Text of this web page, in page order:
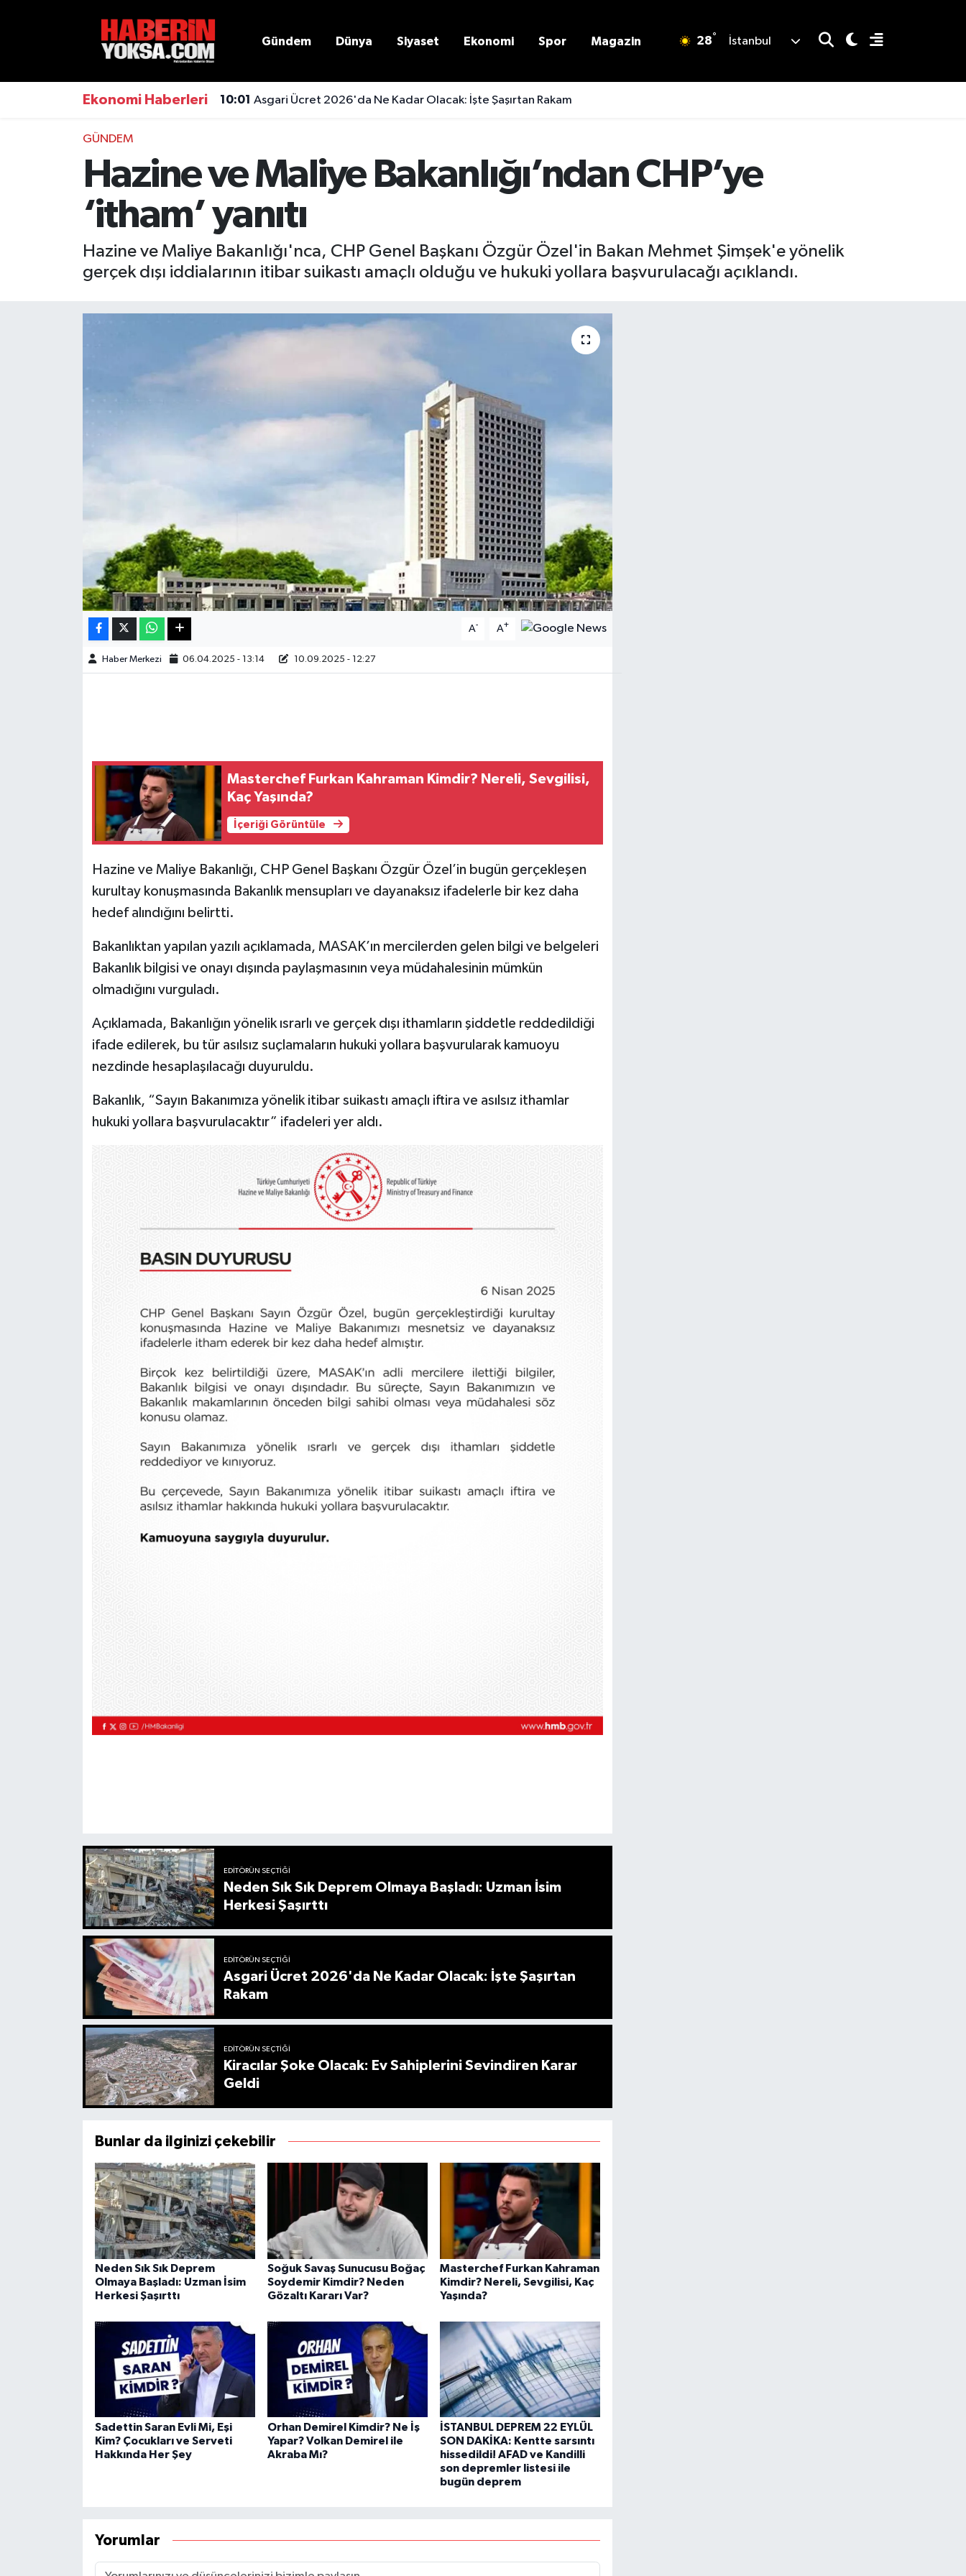
Gündem Dünya Siyaset Ekonomi Spor Magazin 28° İstanbul
Ekonomi Haberleri 10:01 Asgari Ücret 2026'da Ne Kadar Olacak: İşte Şaşırtan Rakam
GÜNDEM
Hazine ve Maliye Bakanlığı’ndan CHP’ye
‘itham’ yanıtı
Hazine ve Maliye Bakanlığı'nca, CHP Genel Başkanı Özgür Özel'in Bakan Mehmet Şimşek'e yönelik
gerçek dışı iddialarının itibar suikastı amaçlı olduğu ve hukuki yollara başvurulacağı açıklandı.
A- A+
Haber Merkezi 06.04.2025 - 13:14 10.09.2025 - 12:27
Masterchef Furkan Kahraman Kimdir? Nereli, Sevgilisi,
Kaç Yaşında?
İçeriği Görüntüle
Hazine ve Maliye Bakanlığı, CHP Genel Başkanı Özgür Özel’in bugün gerçekleşen
kurultay konuşmasında Bakanlık mensupları ve dayanaksız ifadelerle bir kez daha
hedef alındığını belirtti.
Bakanlıktan yapılan yazılı açıklamada, MASAK’ın mercilerden gelen bilgi ve belgeleri
Bakanlık bilgisi ve onayı dışında paylaşmasının veya müdahalesinin mümkün
olmadığını vurguladı.
Açıklamada, Bakanlığın yönelik ısrarlı ve gerçek dışı ithamların şiddetle reddedildiği
ifade edilerek, bu tür asılsız suçlamaların hukuki yollara başvurularak kamuoyu
nezdinde hesaplaşılacağı duyuruldu.
Bakanlık, “Sayın Bakanımıza yönelik itibar suikastı amaçlı iftira ve asılsız ithamlar
hukuki yollara başvurulacaktır” ifadeleri yer aldı.
EDITÖRÜN SEÇTIĞI
Neden Sık Sık Deprem Olmaya Başladı: Uzman İsim
Herkesi Şaşırttı
EDITÖRÜN SEÇTIĞI
Asgari Ücret 2026'da Ne Kadar Olacak: İşte Şaşırtan
Rakam
EDITÖRÜN SEÇTIĞI
Kiracılar Şoke Olacak: Ev Sahiplerini Sevindiren Karar
Geldi
Bunlar da ilginizi çekebilir
Neden Sık Sık Deprem
Olmaya Başladı: Uzman İsim
Herkesi Şaşırttı
Soğuk Savaş Sunucusu Boğaç
Soydemir Kimdir? Neden
Gözaltı Kararı Var?
Masterchef Furkan Kahraman
Kimdir? Nereli, Sevgilisi, Kaç
Yaşında?
Sadettin Saran Evli Mi, Eşi
Kim? Çocukları ve Serveti
Hakkında Her Şey
Orhan Demirel Kimdir? Ne İş
Yapar? Volkan Demirel ile
Akraba Mı?
İSTANBUL DEPREM 22 EYLÜL
SON DAKİKA: Kentte sarsıntı
hissedildi! AFAD ve Kandilli
son depremler listesi ile
bugün deprem
Yorumlar
Magazin
Otomobil
Hava Durumu
Tüm Manşetler
Son Dakika Haberleri